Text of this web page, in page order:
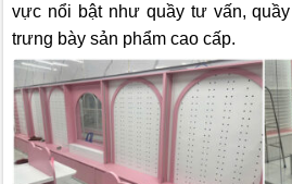
vực nổi bật như quầy tư vấn,
trưng bày sản phẩm cao cấp.